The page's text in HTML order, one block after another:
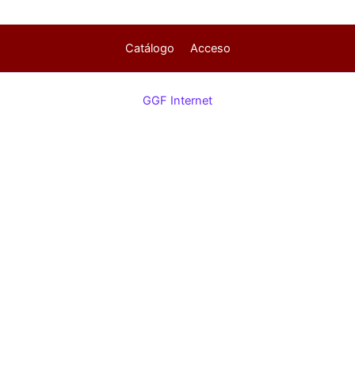
Catálogo Acceso
GGF Internet